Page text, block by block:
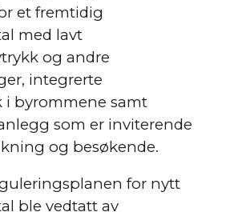
et fremtidig
med lavt
og andre
integrerte
i byrommene samt
som er inviterende
og besøkende.
for nytt
ble vedtatt av